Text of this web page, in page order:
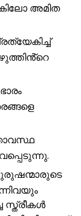
അമിത
സ്ത്രീകൾ